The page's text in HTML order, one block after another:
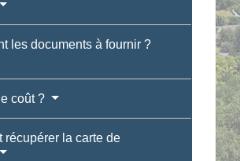
les documents à fournir ?
coût ?
récupérer la carte de